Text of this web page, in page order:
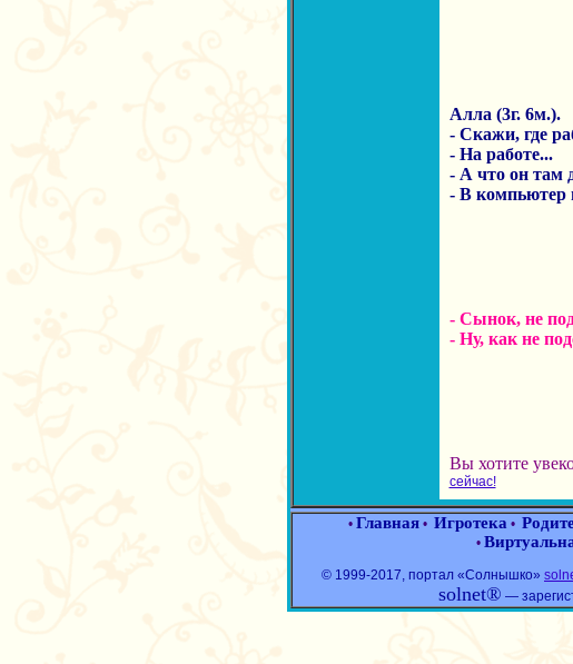
Алла (3г. 6м.).
- Скажи, где
- На работе...
- А что он там
- В компьютер
- Сынок, не
- Ну, как не
Вы хотите
сейчас!
• Главная• Игротека•
•
© 1999-2017, портал «Солнышко»
solnet® —